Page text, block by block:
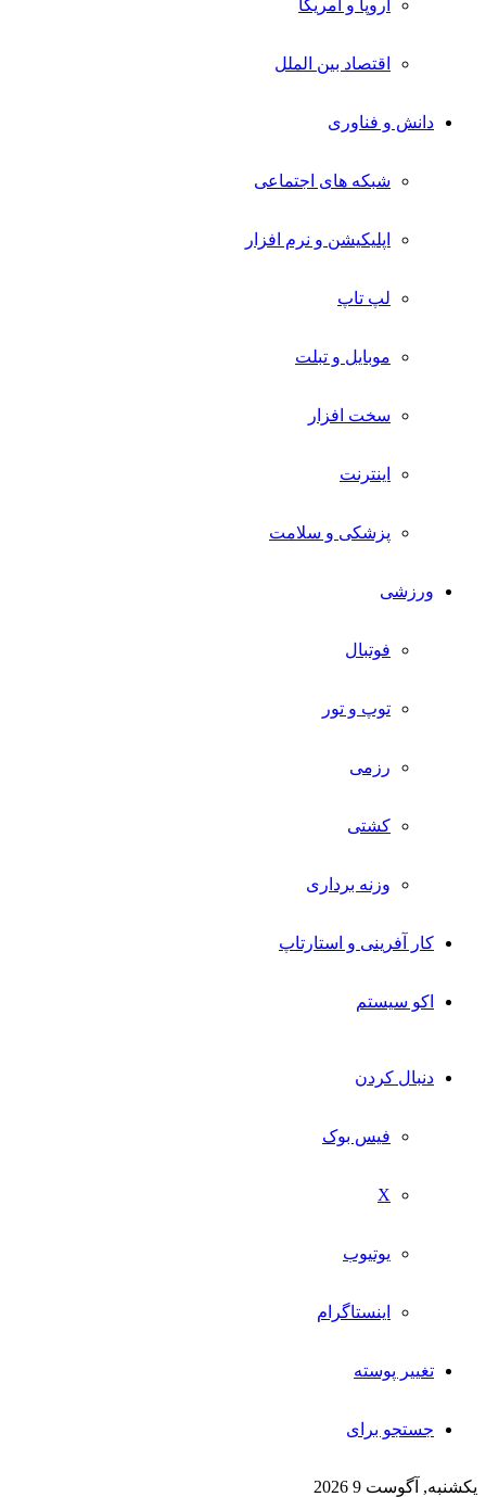
اروپا و آمریکا
اقتصاد بین الملل
دانش و فناوری
شبکه های اجتماعی
اپلیکیشن و نرم افزار
لپ تاپ
موبایل و تبلت
سخت افزار
اینترنت
پزشکی و سلامت
ورزشی
فوتبال
توپ و تور
رزمی
کشتی
وزنه برداری
کار آفرینی و استارتاپ
اکو سیستم
دنبال کردن
فیس بوک
X
یوتیوب
اینستاگرام
تغییر پوسته
جستجو برای
یکشنبه, آگوست 9 2026